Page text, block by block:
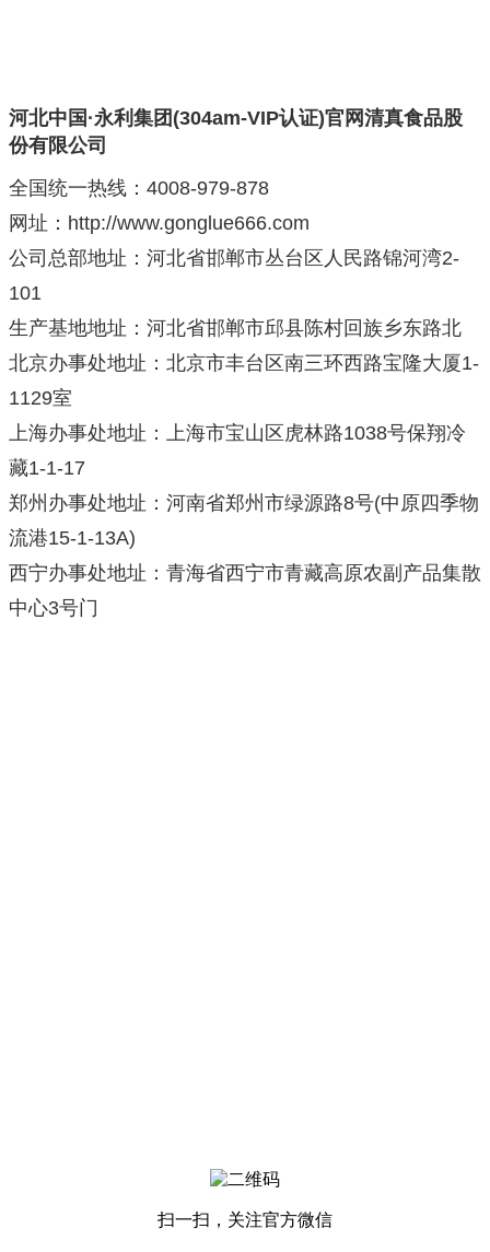
河北中国·永利集团(304am-VIP认证)官网清真食品股
份有限公司
全国统一热线：4008-979-878
网址：http://www.gonglue666.com
公司总部地址：河北省邯郸市丛台区人民路锦河湾2-
101
生产基地地址：河北省邯郸市邱县陈村回族乡东路北
北京办事处地址：北京市丰台区南三环西路宝隆大厦1-
1129室
上海办事处地址：上海市宝山区虎林路1038号保翔冷
藏1-1-17
郑州办事处地址：河南省郑州市绿源路8号(中原四季物
流港15-1-13A)
西宁办事处地址：青海省西宁市青藏高原农副产品集散
中心3号门
扫一扫，关注官方微信